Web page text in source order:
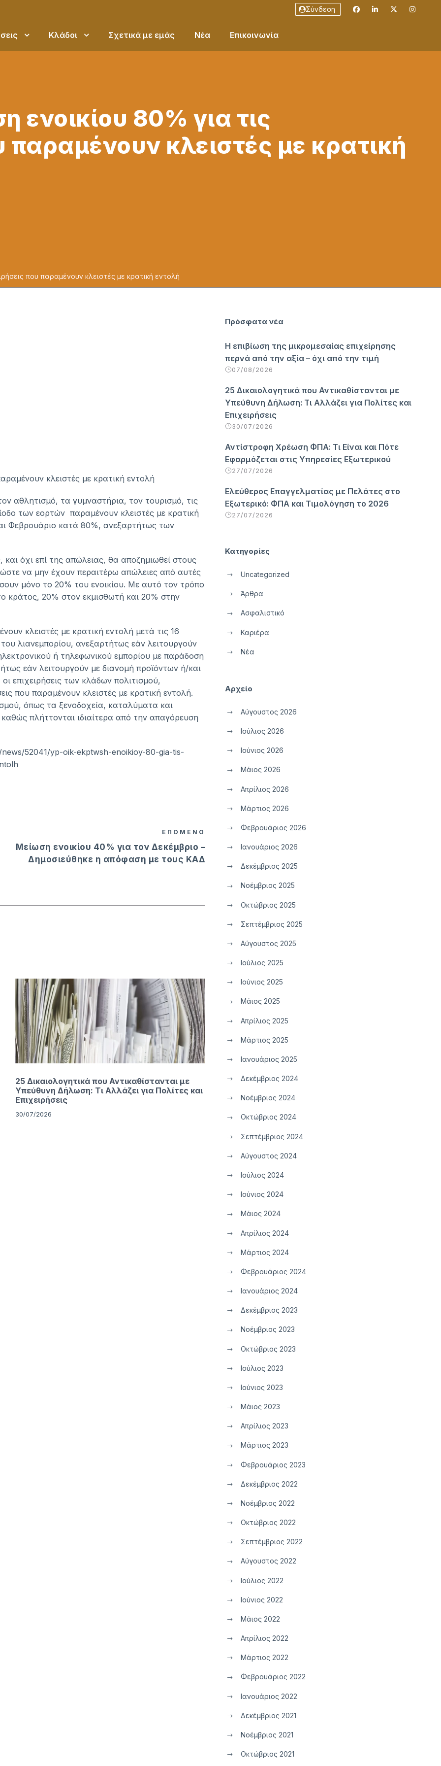
Σύνδεση
Κλάδοι Σχετικά με εμάς Νέα Επικοινωνία
80% για τις
παραμένουν κλειστές με κρατική
που παραμένουν κλειστές με κρατική εντολή
κλειστές με κρατική εντολή
αθλητισμό, τα γυμναστήρια, τον τουρισμό, τις
των εορτών παραμένουν κλειστές με κρατική
Φεβρουάριο κατά 80%, ανεξαρτήτως των
όχι επί της απώλειας, θα αποζημιωθεί στους
να μην έχουν περαιτέρω απώλειες από αυτές
μόνο το 20% του ενοικίου. Με αυτό τον τρόπο
κράτος, 20% στον εκμισθωτή και 20% στην
κλειστές με κρατική εντολή μετά τις 16
λιανεμπορίου, ανεξαρτήτως εάν λειτουργούν
ή τηλεφωνικού εμπορίου με παράδοση
εάν λειτουργούν με διανομή προϊόντων ή/και
επιχειρήσεις των κλάδων πολιτισμού,
που παραμένουν κλειστές με κρατική εντολή.
όπως τα ξενοδοχεία, καταλύματα και
πλήττονται ιδιαίτερα από την απαγόρευση
52041/yp-oik-ekptwsh-enoikioy-80-gia-tis-
ΕΠΟΜΕΝΟ
Μείωση ενοικίου 40% για τον Δεκέμβριο –
Δημοσιεύθηκε η απόφαση με τους ΚΑΔ
25 Δικαιολογητικά που Αντικαθίστανται με
Υπεύθυνη Δήλωση: Τι Αλλάζει για Πολίτες και
Επιχειρήσεις
30/07/2026
Πρόσφατα νέα
Η επιβίωση της μικρομεσαίας επιχείρησης
περνά από την αξία – όχι από την τιμή
07/08/2026
25 Δικαιολογητικά που Αντικαθίστανται με
Υπεύθυνη Δήλωση: Τι Αλλάζει για Πολίτες και
Επιχειρήσεις
30/07/2026
Αντίστροφη Χρέωση ΦΠΑ: Τι Είναι και Πότε
Εφαρμόζεται στις Υπηρεσίες Εξωτερικού
27/07/2026
Ελεύθερος Επαγγελματίας με Πελάτες στο
Εξωτερικό: ΦΠΑ και Τιμολόγηση το 2026
27/07/2026
Κατηγορίες
Uncategorized
Άρθρα
Ασφαλιστικό
Καριέρα
Νέα
Αρχείο
Αύγουστος 2026
Ιούλιος 2026
Ιούνιος 2026
Μάιος 2026
Απρίλιος 2026
Μάρτιος 2026
Φεβρουάριος 2026
Ιανουάριος 2026
Δεκέμβριος 2025
Νοέμβριος 2025
Οκτώβριος 2025
Σεπτέμβριος 2025
Αύγουστος 2025
Ιούλιος 2025
Ιούνιος 2025
Μάιος 2025
Απρίλιος 2025
Μάρτιος 2025
Ιανουάριος 2025
Δεκέμβριος 2024
Νοέμβριος 2024
Οκτώβριος 2024
Σεπτέμβριος 2024
Αύγουστος 2024
Ιούλιος 2024
Ιούνιος 2024
Μάιος 2024
Απρίλιος 2024
Μάρτιος 2024
Φεβρουάριος 2024
Ιανουάριος 2024
Δεκέμβριος 2023
Νοέμβριος 2023
Οκτώβριος 2023
Ιούλιος 2023
Ιούνιος 2023
Μάιος 2023
Απρίλιος 2023
Μάρτιος 2023
Φεβρουάριος 2023
Δεκέμβριος 2022
Νοέμβριος 2022
Οκτώβριος 2022
Σεπτέμβριος 2022
Αύγουστος 2022
Ιούλιος 2022
Ιούνιος 2022
Μάιος 2022
Απρίλιος 2022
Μάρτιος 2022
Φεβρουάριος 2022
Ιανουάριος 2022
Δεκέμβριος 2021
Νοέμβριος 2021
Οκτώβριος 2021